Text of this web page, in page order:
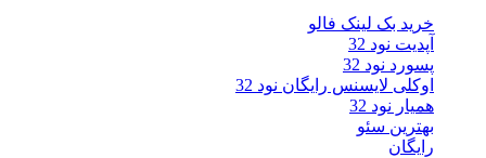
خرید بک لینک فالو
آپدیت نود 32
پسورد نود 32
اوکلی لایسنس رایگان نود 32
همیار نود 32
بهترین سئو
رایگان